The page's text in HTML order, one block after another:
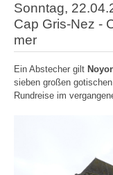
Sonntag,
Cap Gris-Nez -
mer
Ein Abstecher gilt
sieben großen
Rundreise im